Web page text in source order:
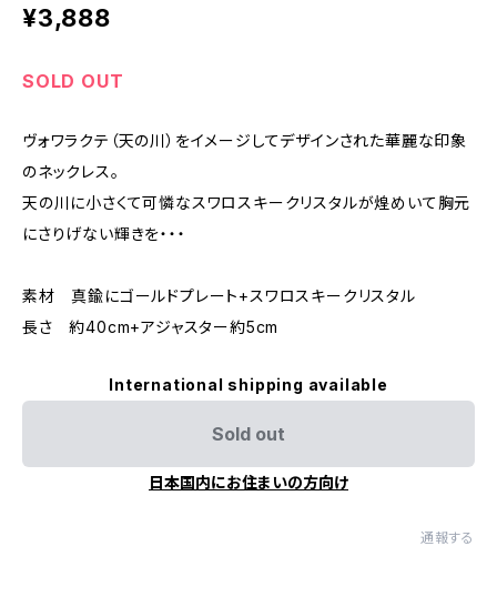
¥3,888
SOLD OUT
ヴォワラクテ（天の川）をイメージしてデザインされた華麗な印象
のネックレス。
天の川に小さくて可憐なスワロスキークリスタルが煌めいて胸元
にさりげない輝きを・・・
素材 真鍮にゴールドプレート+スワロスキークリスタル
長さ 約40cm+アジャスター約5cm
International shipping available
Sold out
日本国内にお住まいの方向け
通報する